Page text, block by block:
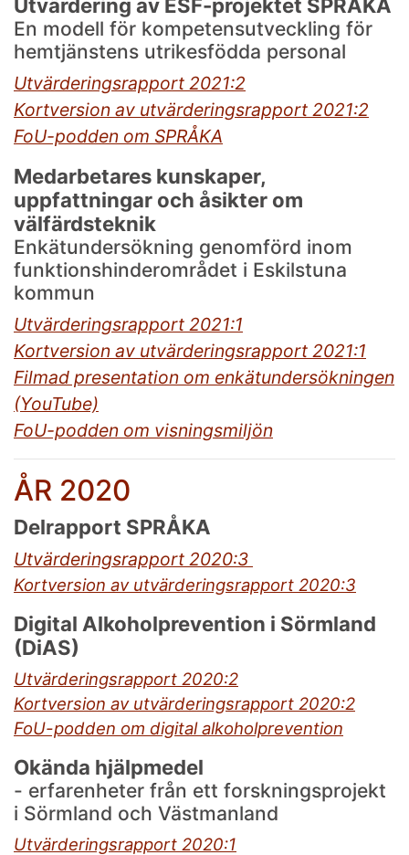
En modell för kompetensutveckling för
hemtjänstens utrikesfödda personal
Utvärderingsrapport 2021:2
Kortversion av utvärderingsrapport 2021:2
FoU-podden om SPRÅKA
Medarbetares kunskaper,
uppfattningar och åsikter om
välfärdsteknik
Enkätundersökning genomförd inom
funktionshinderområdet i Eskilstuna
kommun
Utvärderingsrapport 2021:1
Kortversion av utvärderingsrapport 2021:1
Filmad presentation om enkätundersökningen
(YouTube)
FoU-podden om visningsmiljön
ÅR 2020
Delrapport SPRÅKA
Utvärderingsrapport 2020:3
Kortversion av utvärderingsrapport 2020:3
Digital Alkoholprevention i Sörmland
(DiAS)
Utvärderingsrapport 2020:2
Kortversion av utvärderingsrapport 2020:2
FoU-podden om digital alkoholprevention
Okända hjälpmedel
- erfarenheter från ett forskningsprojekt
i Sörmland och Västmanland
Utvärderingsrapport 2020:1